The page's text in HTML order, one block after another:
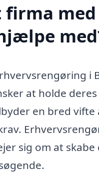
firma
i
at holde
en bred vifte
sig om at